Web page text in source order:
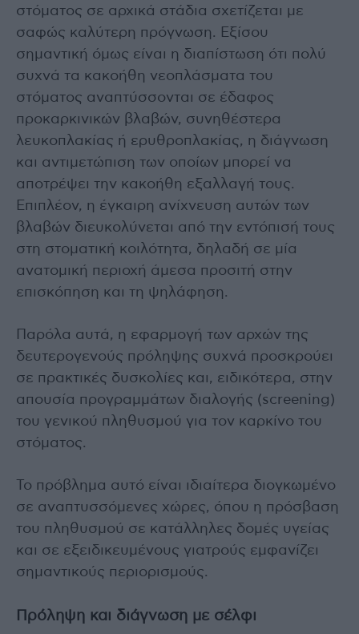
στόματος σε αρχικά στάδια σχετίζεται με
σαφώς καλύτερη πρόγνωση. Εξίσου
σημαντική όμως είναι η διαπίστωση ότι πολύ
συχνά τα κακοήθη νεοπλάσματα του
στόματος αναπτύσσονται σε έδαφος
προκαρκινικών βλαβών, συνηθέστερα
λευκοπλακίας ή ερυθροπλακίας, η διάγνωση
και αντιμετώπιση των οποίων μπορεί να
αποτρέψει την κακοήθη εξαλλαγή τους.
Επιπλέον, η έγκαιρη ανίχνευση αυτών των
βλαβών διευκολύνεται από την εντόπισή τους
στη στοματική κοιλότητα, δηλαδή σε μία
ανατομική περιοχή άμεσα προσιτή στην
επισκόπηση και τη ψηλάφηση.
Παρόλα αυτά, η εφαρμογή των αρχών της
δευτερογενούς πρόληψης συχνά προσκρούει
σε πρακτικές δυσκολίες και, ειδικότερα, στην
απουσία προγραμμάτων διαλογής (screening)
του γενικού πληθυσμού για τον καρκίνο του
στόματος.
Το πρόβλημα αυτό είναι ιδιαίτερα διογκωμένο
σε αναπτυσσόμενες χώρες, όπου η πρόσβαση
του πληθυσμού σε κατάλληλες δομές υγείας
και σε εξειδικευμένους γιατρούς εμφανίζει
σημαντικούς περιορισμούς.
Πρόληψη και διάγνωση με σέλφι